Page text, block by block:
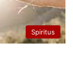
Spiritus